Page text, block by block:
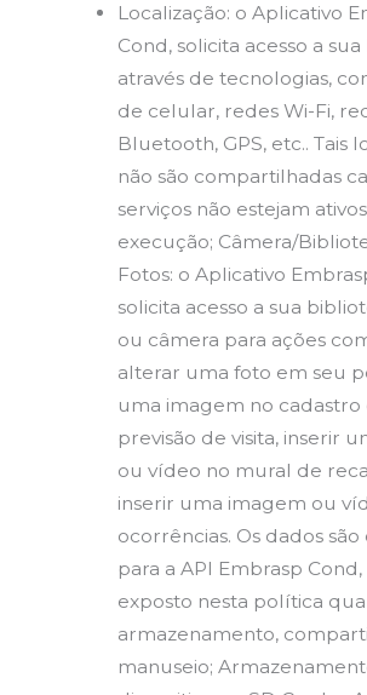
Localização: o Aplicativo
Cond, solicita acesso a
através de tecnologias,
de celular, redes Wi-Fi,
Bluetooth, GPS, etc.. Tais
não são compartilhadas
serviços não estejam
execução; Câmera/
Fotos: o Aplicativo
solicita acesso a sua
ou câmera para ações
alterar uma foto em seu
uma imagem no cadastro
previsão de visita, inserir
ou vídeo no mural de
inserir uma imagem ou
ocorrências. Os dados são
para a API Embrasp
exposto nesta política
armazenamento,
manuseio;